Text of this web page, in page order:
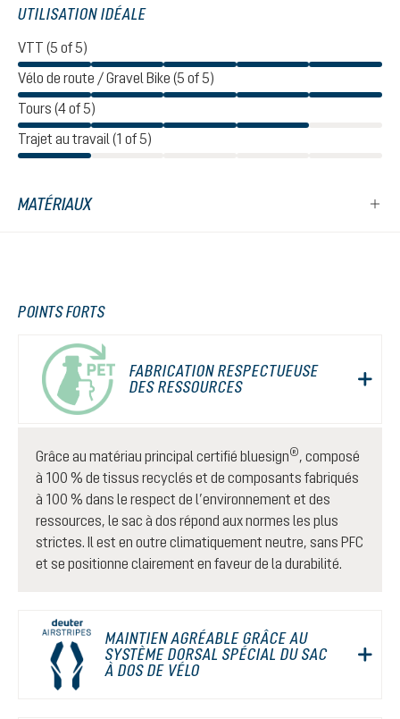
UTILISATION IDÉALE
VTT (5 of 5)
Vélo de route / Gravel Bike (5 of 5)
Tours (4 of 5)
Trajet au travail (1 of 5)
MATÉRIAUX
POINTS FORTS
FABRICATION RESPECTUEUSE
DES RESSOURCES
Grâce au matériau principal certifié bluesign®, composé
à 100 % de tissus recyclés et de composants fabriqués
à 100 % dans le respect de l’environnement et des
ressources, le sac à dos répond aux normes les plus
strictes. Il est en outre climatiquement neutre, sans PFC
et se positionne clairement en faveur de la durabilité.
MAINTIEN AGRÉABLE GRÂCE AU
SYSTÈME DORSAL SPÉCIAL DU SAC
À DOS DE VÉLO